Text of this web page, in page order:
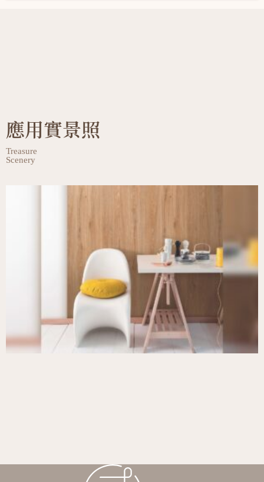
應用實景照
Treasure
Scenery